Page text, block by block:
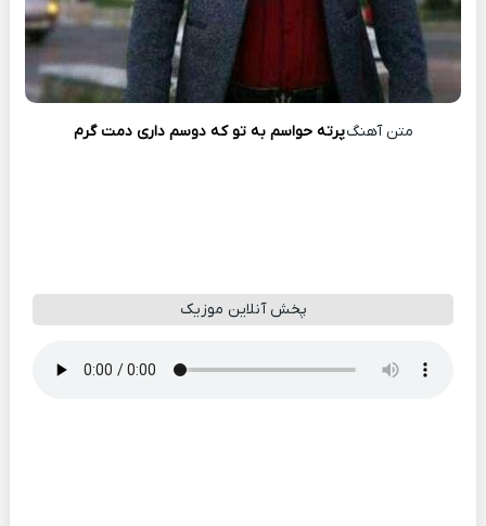
متن آهنگپرته حواسم به تو که دوسم داری دمت گرم
پخش آنلاین موزیک